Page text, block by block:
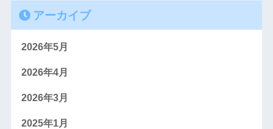
アーカイブ
2026年5月
2026年4月
2026年3月
2025年1月